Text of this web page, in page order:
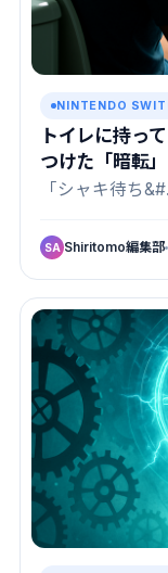
NINTENDO
トイレに持っ
つけた「暗転
「シャキ待ち
SA Shiritomo編集部